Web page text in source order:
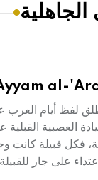
العربية تطلق
al-
لفظ أيام العرب
العصبية
فكل قبيلة كانت
على جار للقبيلة